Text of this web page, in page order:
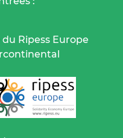
Ripess Europe